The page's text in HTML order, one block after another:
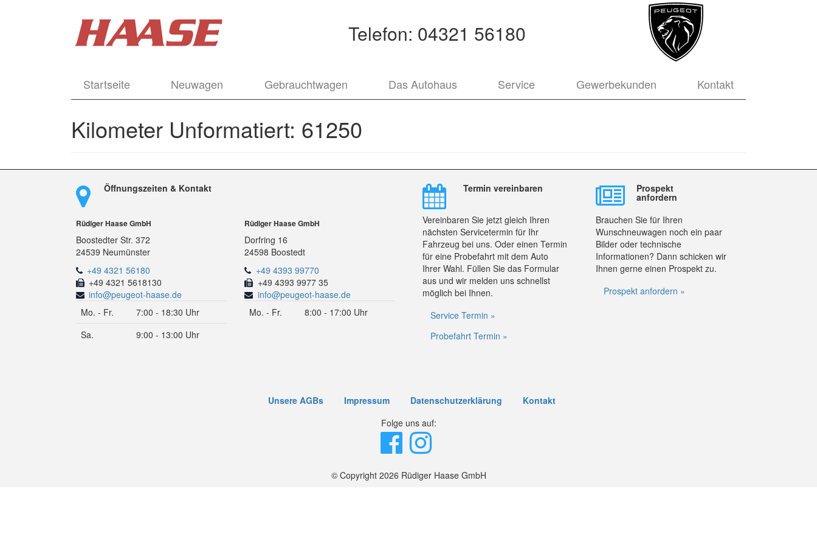
Telefon: 04321 56180
Startseite Neuwagen Gebrauchtwagen Das Autohaus Service Gewerbekunden Kontakt
Kilometer Unformatiert: 61250
Öffnungszeiten & Kontakt
Rüdiger Haase GmbH
Boostedter Str. 372
24539 Neumünster
+49 4321 56180
+49 4321 5618130
info@peugeot-haase.de
Mo. - Fr.
7:00 - 18:30 Uhr
Sa.
9:00 - 13:00 Uhr
Rüdiger Haase GmbH
Dorfring 16
24598 Boostedt
+49 4393 99770
+49 4393 9977 35
info@peugeot-haase.de
Mo. - Fr.
8:00 - 17:00 Uhr
Termin vereinbaren
Vereinbaren Sie jetzt gleich Ihren
nächsten Servicetermin für Ihr
Fahrzeug bei uns. Oder einen Termin
für eine Probefahrt mit dem Auto
Ihrer Wahl. Füllen Sie das Formular
aus und wir melden uns schnellst
möglich bei Ihnen.
Service Termin »
Probefahrt Termin »
Prospekt
anfordern
Brauchen Sie für Ihren
Wunschneuwagen noch ein paar
Bilder oder technische
Informationen? Dann schicken wir
Ihnen gerne einen Prospekt zu.
Prospekt anfordern »
Unsere AGBs Impressum Datenschutzerklärung
Kontakt
Folge uns auf:
© Copyright 2026 Rüdiger Haase GmbH